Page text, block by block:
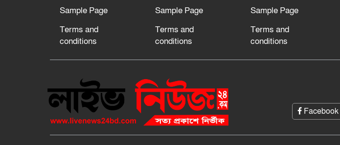
Sample Page
Terms and
conditions
Sample Page
Terms and
conditions
Sample Page
Terms and
conditions
Facebook